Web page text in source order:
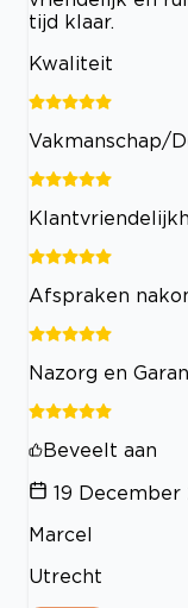
tijd klaar.
Kwaliteit
Vakmanschap/
Afspraken
Nazorg en
Beveelt aan
19 December
Marcel
Utrecht